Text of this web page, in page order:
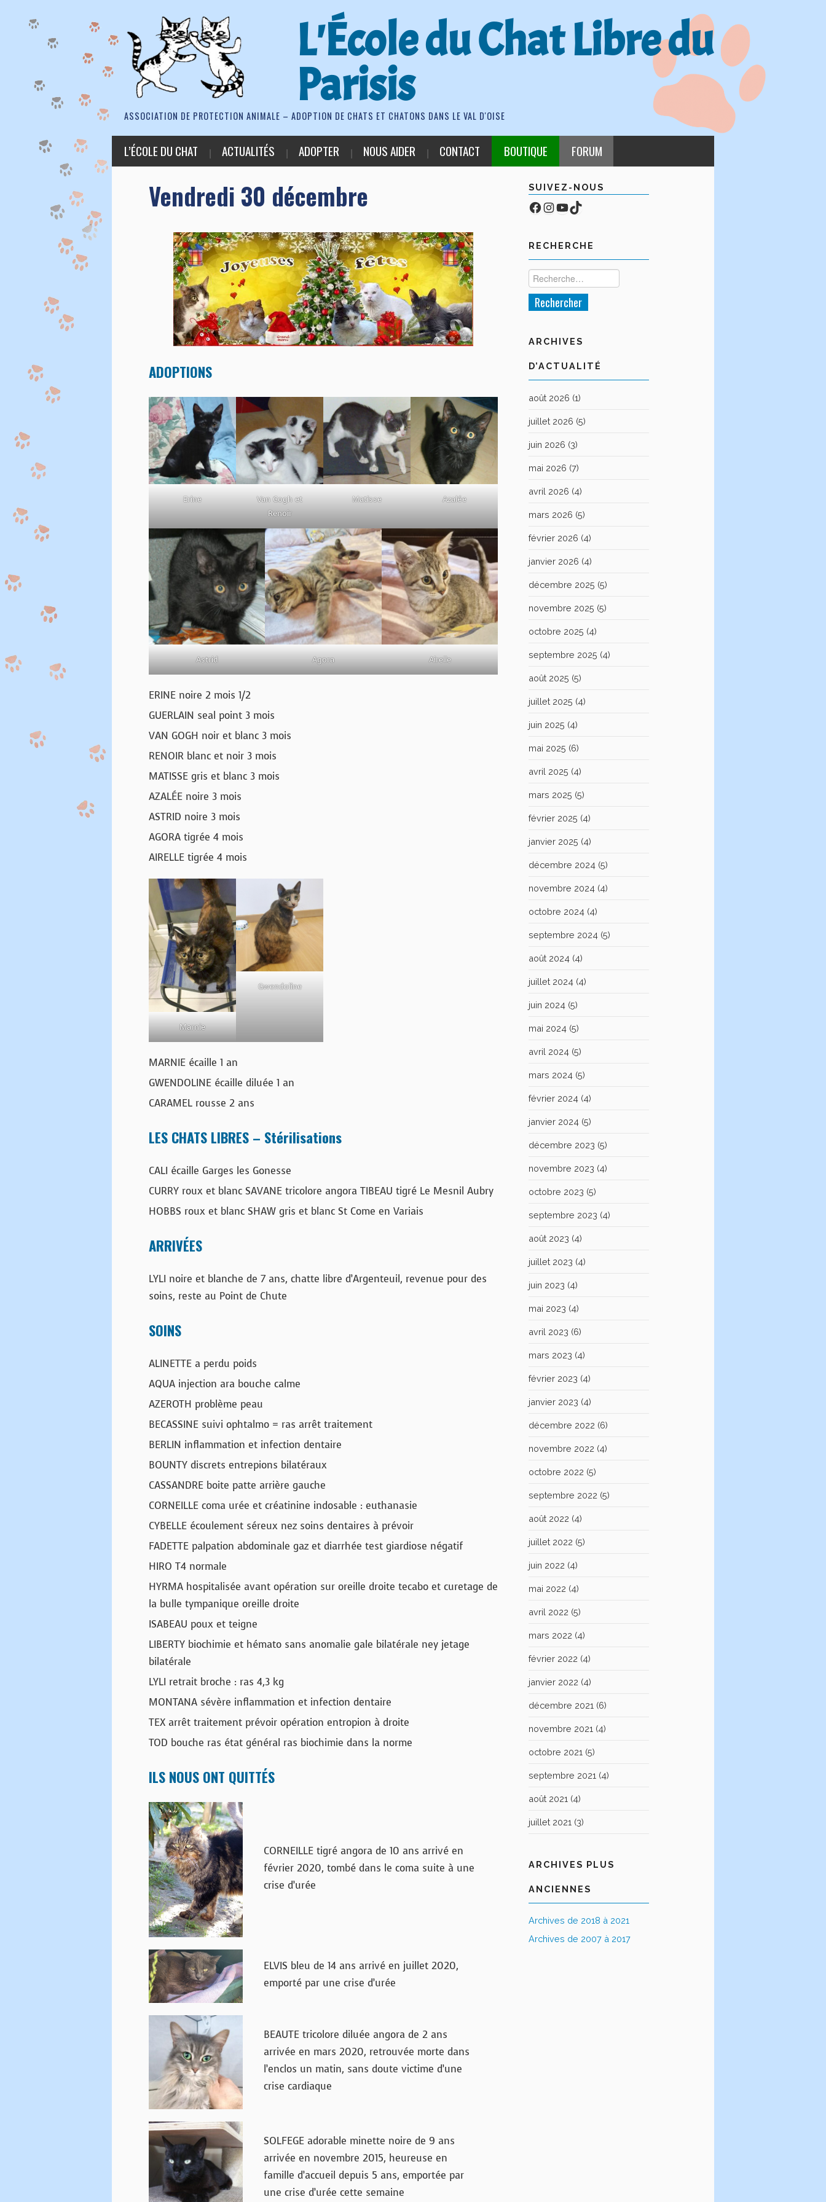
L'École du Chat Libre du
Parisis
ASSOCIATION DE PROTECTION ANIMALE – ADOPTION DE CHATS ET CHATONS DANS LE VAL D'OISE
L’ÉCOLE DU CHAT ACTUALITÉS ADOPTER NOUS AIDER CONTACT BOUTIQUE FORUM
Vendredi 30 décembre
ADOPTIONS
Erine
Van Gogh et
Renoir
Matisse Azalée
Astrid Agora Airelle
ERINE noire 2 mois 1/2
GUERLAIN seal point 3 mois
VAN GOGH noir et blanc 3 mois
RENOIR blanc et noir 3 mois
MATISSE gris et blanc 3 mois
AZALÉE noire 3 mois
ASTRID noire 3 mois
AGORA tigrée 4 mois
AIRELLE tigrée 4 mois
Marnie
Gwendoline
MARNIE écaille 1 an
GWENDOLINE écaille diluée 1 an
CARAMEL rousse 2 ans
LES CHATS LIBRES – Stérilisations
CALI écaille Garges les Gonesse
CURRY roux et blanc SAVANE tricolore angora TIBEAU tigré Le Mesnil Aubry
HOBBS roux et blanc SHAW gris et blanc St Come en Variais
ARRIVÉES
LYLI noire et blanche de 7 ans, chatte libre d’Argenteuil, revenue pour des
soins, reste au Point de Chute
SOINS
ALINETTE a perdu poids
AQUA injection ara bouche calme
AZEROTH problème peau
BECASSINE suivi ophtalmo = ras arrêt traitement
BERLIN inflammation et infection dentaire
BOUNTY discrets entrepions bilatéraux
CASSANDRE boite patte arrière gauche
CORNEILLE coma urée et créatinine indosable : euthanasie
CYBELLE écoulement séreux nez soins dentaires à prévoir
FADETTE palpation abdominale gaz et diarrhée test giardiose négatif
HIRO T4 normale
HYRMA hospitalisée avant opération sur oreille droite tecabo et curetage de
la bulle tympanique oreille droite
ISABEAU poux et teigne
LIBERTY biochimie et hémato sans anomalie gale bilatérale ney jetage
bilatérale
LYLI retrait broche : ras 4,3 kg
MONTANA sévère inflammation et infection dentaire
TEX arrêt traitement prévoir opération entropion à droite
TOD bouche ras état général ras biochimie dans la norme
ILS NOUS ONT QUITTÉS
CORNEILLE tigré angora de 10 ans arrivé en
février 2020, tombé dans le coma suite à une
crise d’urée
ELVIS bleu de 14 ans arrivé en juillet 2020,
emporté par une crise d’urée
BEAUTE tricolore diluée angora de 2 ans
arrivée en mars 2020, retrouvée morte dans
l’enclos un matin, sans doute victime d’une
crise cardiaque
SOLFEGE adorable minette noire de 9 ans
arrivée en novembre 2015, heureuse en
famille d’accueil depuis 5 ans, emportée par
une crise d’urée cette semaine
SUIVEZ-NOUS
Facebook
Compte Instagram
YouTube
TikTok
RECHERCHE
ARCHIVES
D’ACTUALITÉ
août 2026 (1)
juillet 2026 (5)
juin 2026 (3)
mai 2026 (7)
avril 2026 (4)
mars 2026 (5)
février 2026 (4)
janvier 2026 (4)
décembre 2025 (5)
novembre 2025 (5)
octobre 2025 (4)
septembre 2025 (4)
août 2025 (5)
juillet 2025 (4)
juin 2025 (4)
mai 2025 (6)
avril 2025 (4)
mars 2025 (5)
février 2025 (4)
janvier 2025 (4)
décembre 2024 (5)
novembre 2024 (4)
octobre 2024 (4)
septembre 2024 (5)
août 2024 (4)
juillet 2024 (4)
juin 2024 (5)
mai 2024 (5)
avril 2024 (5)
mars 2024 (5)
février 2024 (4)
janvier 2024 (5)
décembre 2023 (5)
novembre 2023 (4)
octobre 2023 (5)
septembre 2023 (4)
août 2023 (4)
juillet 2023 (4)
juin 2023 (4)
mai 2023 (4)
avril 2023 (6)
mars 2023 (4)
février 2023 (4)
janvier 2023 (4)
décembre 2022 (6)
novembre 2022 (4)
octobre 2022 (5)
septembre 2022 (5)
août 2022 (4)
juillet 2022 (5)
juin 2022 (4)
mai 2022 (4)
avril 2022 (5)
mars 2022 (4)
février 2022 (4)
janvier 2022 (4)
décembre 2021 (6)
novembre 2021 (4)
octobre 2021 (5)
septembre 2021 (4)
août 2021 (4)
juillet 2021 (3)
ARCHIVES PLUS
ANCIENNES
Archives de 2018 à 2021
Archives de 2007 à 2017